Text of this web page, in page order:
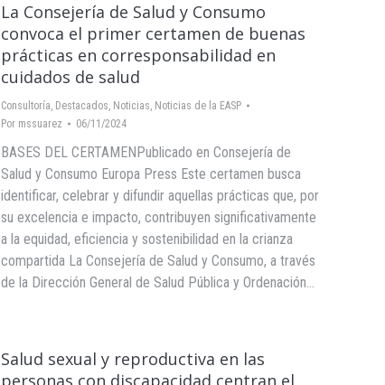
La Consejería de Salud y Consumo
convoca el primer certamen de buenas
prácticas en corresponsabilidad en
cuidados de salud
Consultoría, Destacados, Noticias, Noticias de la EASP
Por mssuarez 06/11/2024
BASES DEL CERTAMENPublicado en Consejería de
Salud y Consumo Europa Press Este certamen busca
identificar, celebrar y difundir aquellas prácticas que, por
su excelencia e impacto, contribuyen significativamente
a la equidad, eficiencia y sostenibilidad en la crianza
compartida La Consejería de Salud y Consumo, a través
de la Dirección General de Salud Pública y Ordenación…
Salud sexual y reproductiva en las